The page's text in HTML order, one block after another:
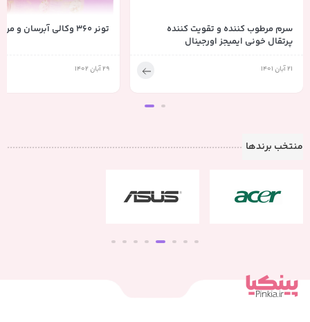
سرم مرطوب کننده و تقویت کننده
پرتقال خونی ایمیجز اورجینال
21 آبان 1401
تونر 360 وکالی آبرسان و مرطوب کننده
29 آبان 1402
منتخب برندها